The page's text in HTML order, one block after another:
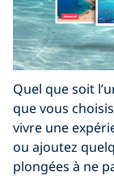
Quel que soit
que vous
vivre une
ou ajoutez
plongées à ne